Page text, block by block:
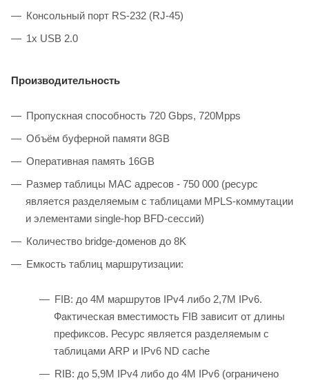
Консольный порт RS-232 (RJ-45)
1x USB 2.0
Производительность
Пропускная способность 720 Gbps, 720Mpps
Объём буферной памяти 8GB
Оперативная память 16GB
Размер таблицы MAC адресов - 750 000 (ресурс
является разделяемым с таблицами MPLS-коммутации
и элементами single-hop BFD-сессий)
Количество bridge-доменов до 8K
Емкость таблиц маршрутизации:
FIB: до 4M маршрутов IPv4 либо 2,7М IPv6.
Фактическая вместимость FIB зависит от длины
префиксов. Ресурс является разделяемым с
таблицами ARP и IPv6 ND cache
RIB: до 5,9M IPv4 либо до 4M IPv6 (ограничено